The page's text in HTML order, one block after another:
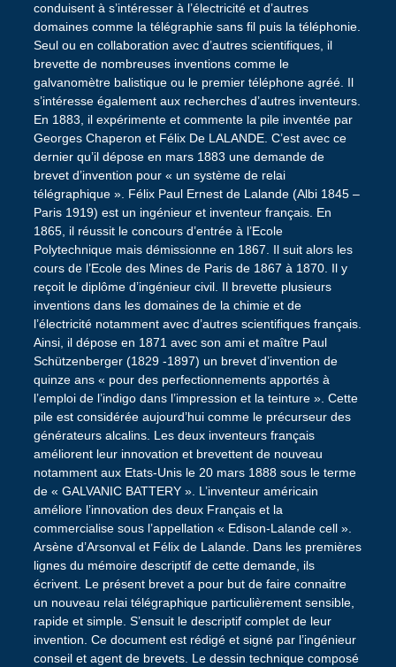
conduisent à s’intéresser à l’électricité et d’autres
domaines comme la télégraphie sans fil puis la téléphonie.
Seul ou en collaboration avec d’autres scientifiques, il
brevette de nombreuses inventions comme le
galvanomètre balistique ou le premier téléphone agréé. Il
s’intéresse également aux recherches d’autres inventeurs.
En 1883, il expérimente et commente la pile inventée par
Georges Chaperon et Félix De LALANDE. C’est avec ce
dernier qu’il dépose en mars 1883 une demande de
brevet d’invention pour « un système de relai
télégraphique ». Félix Paul Ernest de Lalande (Albi 1845 –
Paris 1919) est un ingénieur et inventeur français. En
1865, il réussit le concours d’entrée à l’Ecole
Polytechnique mais démissionne en 1867. Il suit alors les
cours de l’Ecole des Mines de Paris de 1867 à 1870. Il y
reçoit le diplôme d’ingénieur civil. Il brevette plusieurs
inventions dans les domaines de la chimie et de
l’électricité notamment avec d’autres scientifiques français.
Ainsi, il dépose en 1871 avec son ami et maître Paul
Schützenberger (1829 -1897) un brevet d’invention de
quinze ans « pour des perfectionnements apportés à
l’emploi de l’indigo dans l’impression et la teinture ». Cette
pile est considérée aujourd’hui comme le précurseur des
générateurs alcalins. Les deux inventeurs français
améliorent leur innovation et brevettent de nouveau
notamment aux Etats-Unis le 20 mars 1888 sous le terme
de « GALVANIC BATTERY ». L’inventeur américain
améliore l’innovation des deux Français et la
commercialise sous l’appellation « Edison-Lalande cell ».
Arsène d’Arsonval et Félix de Lalande. Dans les premières
lignes du mémoire descriptif de cette demande, ils
écrivent. Le présent brevet a pour but de faire connaitre
un nouveau relai télégraphique particulièrement sensible,
rapide et simple. S’ensuit le descriptif complet de leur
invention. Ce document est rédigé et signé par l’ingénieur
conseil et agent de brevets. Le dessin technique composé